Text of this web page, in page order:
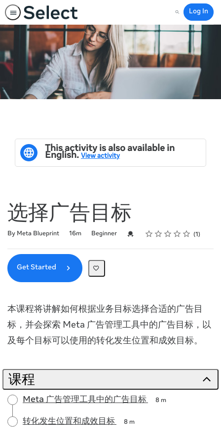
Search
Log In
This activity is also available in
English. View activity
选择广告目标
By Meta Blueprint
Duration 16m
Difficulty Beginner Credential For Completion
Rating
1 star
2 stars
3 stars
4 stars
5 stars
Average rating: 5.0 1
1 review
Get Started
本课程将讲解如何根据业务目标选择合适的广告目
标，并会探索 Meta 广告管理工具中的广告目标，以
及每个目标可以使用的转化发生位置和成效目标。
课程
Meta 广告管理工具中的广告目标 8 m
转化发生位置和成效目标 8 m